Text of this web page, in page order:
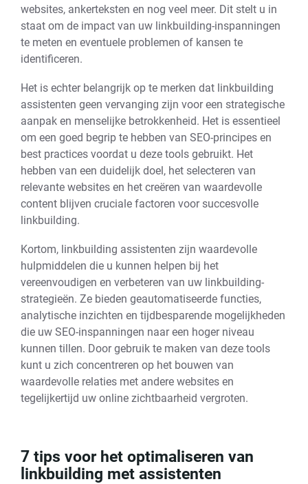
websites, ankerteksten en nog veel meer. Dit stelt u in
staat om de impact van uw linkbuilding-inspanningen
te meten en eventuele problemen of kansen te
identificeren.
Het is echter belangrijk op te merken dat linkbuilding
assistenten geen vervanging zijn voor een strategische
aanpak en menselijke betrokkenheid. Het is essentieel
om een goed begrip te hebben van SEO-principes en
best practices voordat u deze tools gebruikt. Het
hebben van een duidelijk doel, het selecteren van
relevante websites en het creëren van waardevolle
content blijven cruciale factoren voor succesvolle
linkbuilding.
Kortom, linkbuilding assistenten zijn waardevolle
hulpmiddelen die u kunnen helpen bij het
vereenvoudigen en verbeteren van uw linkbuilding-
strategieën. Ze bieden geautomatiseerde functies,
analytische inzichten en tijdbesparende mogelijkheden
die uw SEO-inspanningen naar een hoger niveau
kunnen tillen. Door gebruik te maken van deze tools
kunt u zich concentreren op het bouwen van
waardevolle relaties met andere websites en
tegelijkertijd uw online zichtbaarheid vergroten.
7 tips voor het optimaliseren van
linkbuilding met assistenten